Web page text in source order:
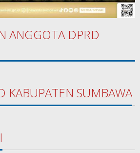
ANGGOTA DPRD
KABUPATEN SUMBAWA